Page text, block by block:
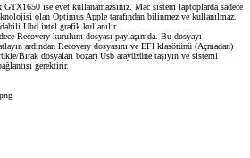
ise evet kullanamazsınız. Mac sistem laptoplarda sadece
olan Optimus Apple tarafından bilinmez ve kullanılmaz.
Uhd intel grafik kullanılır.
Recovery kurulum dosyası paylaşımda. Bu dosyayı
ardından Recovery dosyasını ve EFI klasörünü (Açmadan)
Bırak dosyaları bozar) Usb arayüzüne taşıyın ve sistemi
gerektirir.